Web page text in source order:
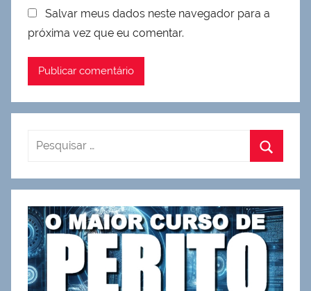
Salvar meus dados neste navegador para a
próxima vez que eu comentar.